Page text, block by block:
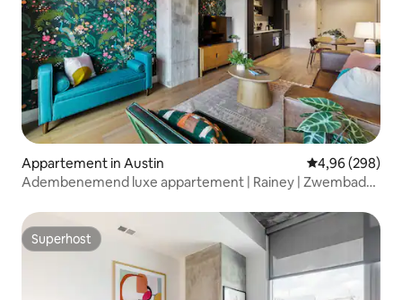
Appartement in Austin Gemiddelde
4,96 (298)
Adembenemend luxe appartement | Rainey | Zwembad
Superhost
Superhost